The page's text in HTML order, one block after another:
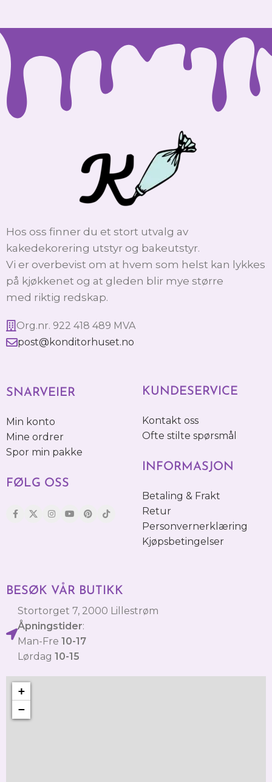
Hos oss finner du et stort utvalg av
kakedekorering utstyr og bakeutstyr.
Vi er overbevist om at hvem som helst kan lykkes
på kjøkkenet og at gleden blir mye større
med riktig redskap.
Org.nr. 922 418 489 MVA
post@konditorhuset.no
SNARVEIER
Min konto
Mine ordrer
Spor min pakke
FØLG OSS
KUNDESERVICE
Kontakt oss
Ofte stilte spørsmål
INFORMASJON
Betaling & Frakt
Retur
Personvernerklæring
Kjøpsbetingelser
BESØK VÅR BUTIKK
Stortorget 7, 2000 Lillestrøm
Åpningstider:
Man-Fre 10-17
Lørdag 10-15
+
−